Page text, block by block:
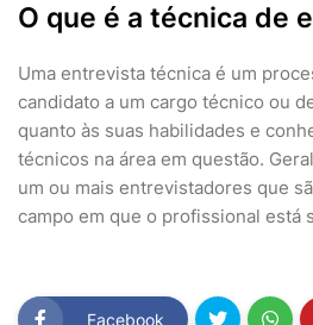
O que é a técnica de
Uma entrevista técnica é um
candidato a um cargo técnico ou
quanto às suas habilidades e
técnicos na área em questão.
um ou mais entrevistadores que
campo em que o profissional está
Facebook